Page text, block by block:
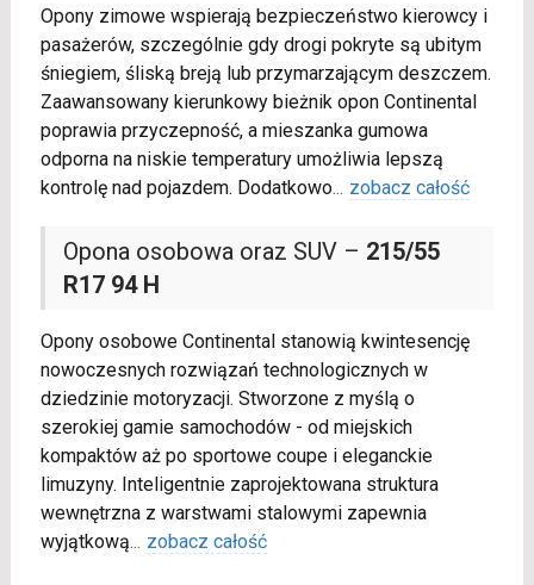
Opony zimowe wspierają bezpieczeństwo kierowcy i
pasażerów, szczególnie gdy drogi pokryte są ubitym
śniegiem, śliską breją lub przymarzającym deszczem.
Zaawansowany kierunkowy bieżnik opon Continental
poprawia przyczepność, a mieszanka gumowa
odporna na niskie temperatury umożliwia lepszą
kontrolę nad pojazdem. Dodatkowo... zobacz całość
Opona osobowa oraz SUV – 215/55
R17 94 H
Opony osobowe Continental stanowią kwintesencję
nowoczesnych rozwiązań technologicznych w
dziedzinie motoryzacji. Stworzone z myślą o
szerokiej gamie samochodów - od miejskich
kompaktów aż po sportowe coupe i eleganckie
limuzyny. Inteligentnie zaprojektowana struktura
wewnętrzna z warstwami stalowymi zapewnia
wyjątkową... zobacz całość